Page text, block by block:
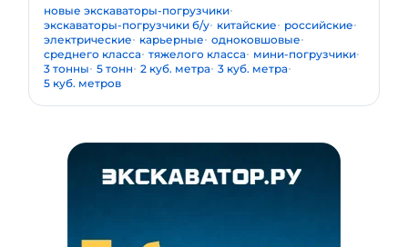
новые экскаваторы-погрузчики
экскаваторы-погрузчики б/у китайские
российские
электрические
карьерные одноковшовые
среднего класса тяжелого класса мини-погрузчики
3 тонны 5 тонн 2 куб. метра 3 куб. метра
5 куб. метров